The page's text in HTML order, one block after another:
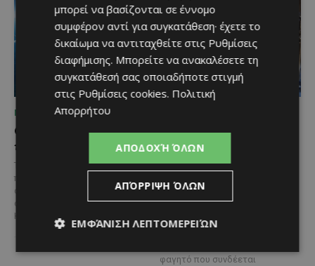
ΜΈΝΟΥΜΕ ΕΝΗΜΕΡΩΜΈΝΟΙ
Ο τουρισμός ως εθνική
υπόθεση
Του Γιάννου Πανταζή* Είναι κοινή
πεποίθηση ότι ο τουρισμός
αποτελεί μία από τις
σημαντικότερες βιομηχανίες της
Κύπρου και διαχρονικά...
Ο Λευκαρίτικος τταβάς:
Η αυθεντική κυπριακή
συνταγή που περνά από
γενιά σε γενιά
κυπριακής παραδοσιακής
φαγητό που συνδέεται
μπορεί να βασίζονται σε έννομο
συμφέρον αντί για συγκατάθεση· έχετε το
δικαίωμα να αντιταχθείτε στις Ρυθμίσεις
διαφήμισης. Μπορείτε να ανακαλέσετε τη
συγκατάθεσή σας οποιαδήποτε στιγμή
στις Ρυθμίσεις cookies. Πολιτική
Απορρήτου
ΑΠΟΔΟΧΉ ΌΛΩΝ
ΑΠΌΡΡΙΨΗ ΌΛΩΝ
ΕΜΦΆΝΙΣΗ ΛΕΠΤΟΜΕΡΕΙΏΝ